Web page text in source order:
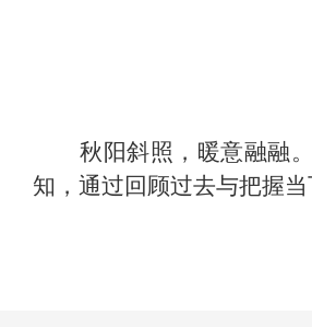
秋阳斜照，暖意融融
知，通过回顾过去与把握